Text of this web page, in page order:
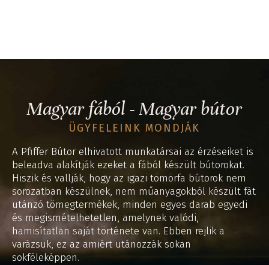
Magyar fából - Magyar bútor
ÜGYFELEINK MONDJÁK
A Pfiffer Bútor elhivatott munkatársai az érzéseiket is
beleadva alakítják ezeket a fából készült bútorokat.
Hiszik és vallják, hogy az igazi tömörfa bútorok nem
sorozatban készülnek, nem műanyagokból készült fát
utánzó tömegtermékek, minden egyes darab egyedi
és megismételhetetlen, amelynek valódi,
hamisítatlan saját története van. Ebben rejlik a
varázsuk, ez az amiért utánozzák sokan
sokféleképpen.